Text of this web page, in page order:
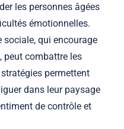
les personnes âgées
émotionnelles.
sociale, qui encourage
peut combattre les
permettent
dans leur paysage
de contrôle et